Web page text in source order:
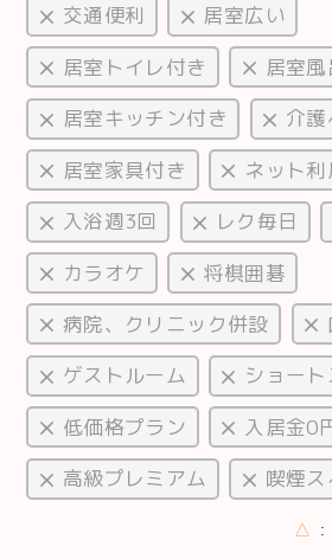
交通便利
居室広い
居室トイレ付き
居室
居室キッチン付き
介
居室家具付き
ネット利
入浴週3回
レク毎日
カラオケ
将棋囲碁
病院、クリニック併設
ゲストルーム
ショー
低価格プラン
入居金0
高級プレミアム
喫煙
△